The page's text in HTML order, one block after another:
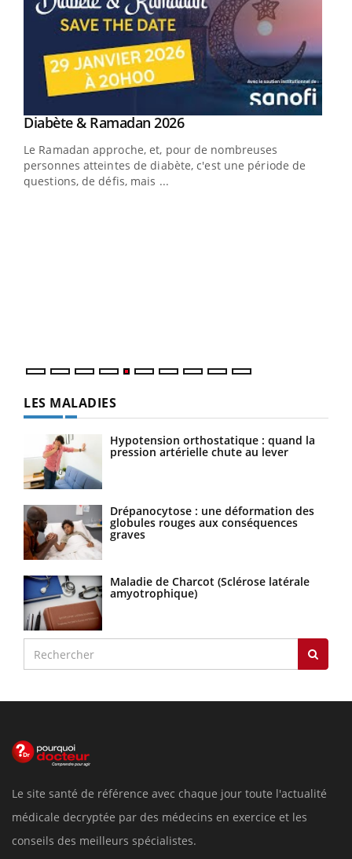
Youtube
Diabète & Ramadan 2026Youtube
Le Ramadan approche, et, pour de nombreuses
personnes atteintes de diabète, c'est une période de
questions, de défis, mais ...
LES MALADIES
Hypotension orthostatique : quand la
pression artérielle chute au lever
Drépanocytose : une déformation des
globules rouges aux conséquences
graves
Maladie de Charcot (Sclérose latérale
amyotrophique)
Le site santé de référence avec chaque jour toute l'actualité
médicale decryptée par des médecins en exercice et les
conseils des meilleurs spécialistes.